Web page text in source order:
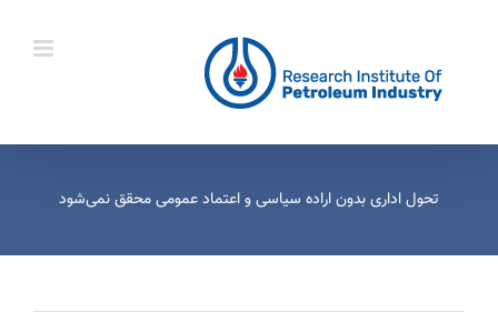
تحول اداری بدون اراده سیاسی و اعتماد عمومی محقق نمی‌شود